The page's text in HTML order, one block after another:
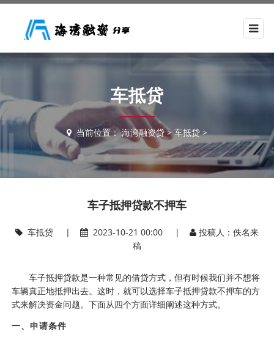
车抵贷
当前位置：海湾融资贷>车抵贷>
车子抵押贷款不押车
车抵贷| 2023-10-21 00:00 |
投稿人：佚名来
稿
车子抵押贷款是一种常见的借贷方式，但有时候我们并不想将
车辆真正地抵押出去。这时，就可以选择车子抵押贷款不押车的方
式来解决资金问题。下面从四个方面详细阐述这种方式。
一、申请条件